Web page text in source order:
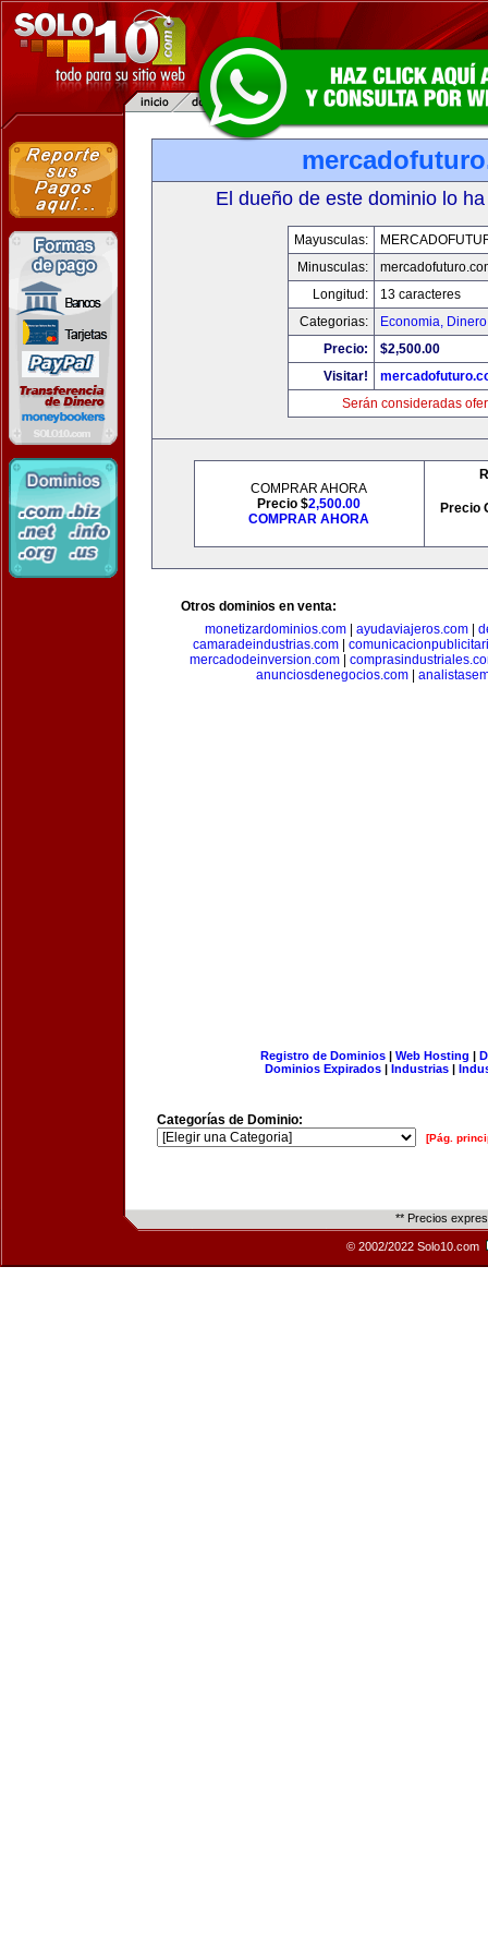
El dueño de este dominio lo
Mayusculas:
Minusculas:
Longitud:
13 caracteres
Categorias:
Economia,
Precio:
$2,500.00
Visitar!
Serán consideradas
COMPRAR AHORA
Precio $2,500.00
COMPRAR AHORA
Precio
Otros dominios en venta:
monetizardominios.com
ayudaviajeros.com
camaradeindustrias.com|
mercadodeinversion.com
anunciosdenegocios.com
Registro de Dominios| Web Hosting |
Dominios Expirados | Industrias |
Categorías de Dominio:
[Pág.
** Precios
© 2002/2022 Solo10.com